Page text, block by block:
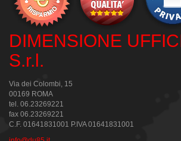
DIMENSIONE
S.r.l.
Via dei Colombi, 15
00169 ROMA
tel. 06.23269221
fax 06.23269221
C.F. 01641831001 P.IVA 01641831001